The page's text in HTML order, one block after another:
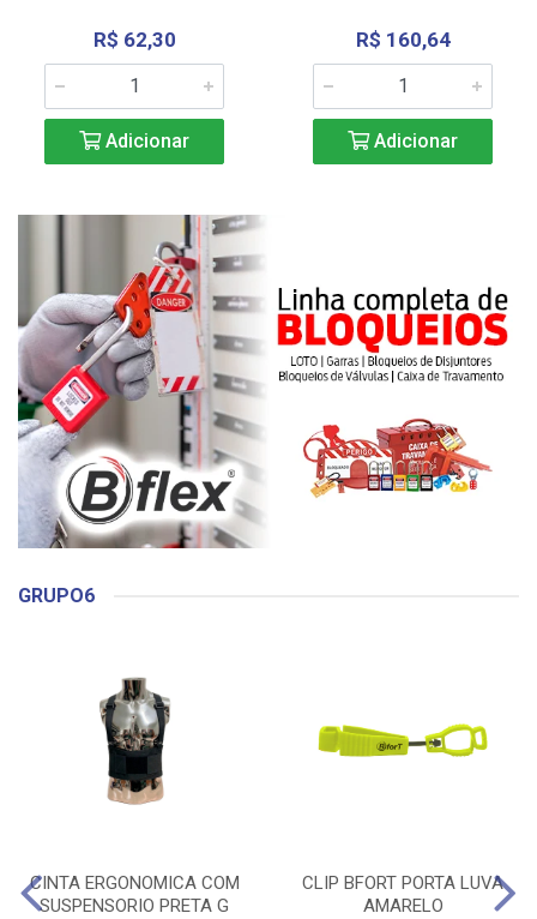
R$ 62,30
Adicionar
R$ 160,64
Adicionar
GRUPO6
CINTA ERGONOMICA COM
SUSPENSORIO PRETA G
CLIP BFORT PORTA LUVA
AMARELO